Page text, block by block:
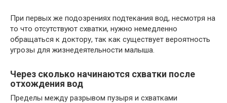
При первых же подозрениях подтекания вод, несмотря на
то что отсутствуют схватки, нужно немедленно
обращаться к доктору, так как существует вероятность
угрозы для жизнедеятельности малыша.
Через сколько начинаются схватки после
отхождения вод
Пределы между разрывом пузыря и схватками